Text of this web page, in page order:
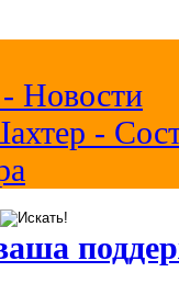
Новости
-